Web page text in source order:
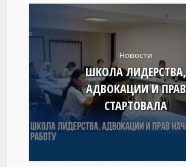
Новости
ШКОЛА ЛИДЕРСТВА,
АДВОКАЦИИ И ПРАВ
СТАРТОВАЛА